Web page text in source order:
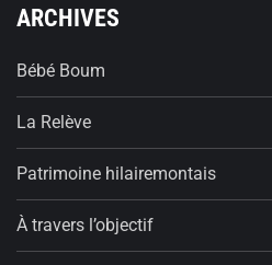
ARCHIVES
Bébé Boum
La Relève
Patrimoine hilairemontais
À travers l’objectif